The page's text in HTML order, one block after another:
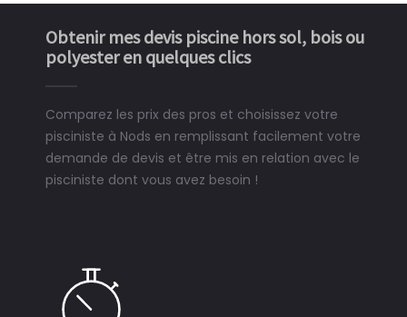
Obtenir mes devis piscine hors sol, bois ou
polyester en quelques clics
Comparez les prix des pros et choisissez votre
pisciniste à Nods en remplissant facilement votre
demande de devis et être mis en relation avec le
pisciniste dont vous avez besoin !